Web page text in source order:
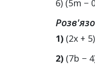
6) (5m −
1) (2x + 5)
2) (7b −